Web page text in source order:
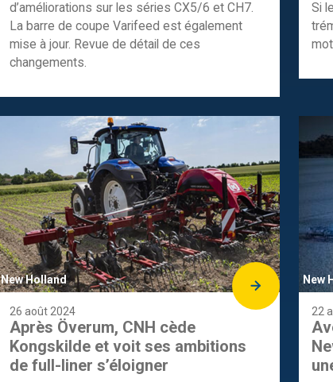
d’améliorations sur les séries CX5/6 et CH7.
La barre de coupe Varifeed est également
mise à jour. Revue de détail de ces
changements.
Si
New Holland
26 août 2024
Après Överum, CNH cède
Kongskilde et voit ses ambitions
de full-liner s’éloigner
New
22